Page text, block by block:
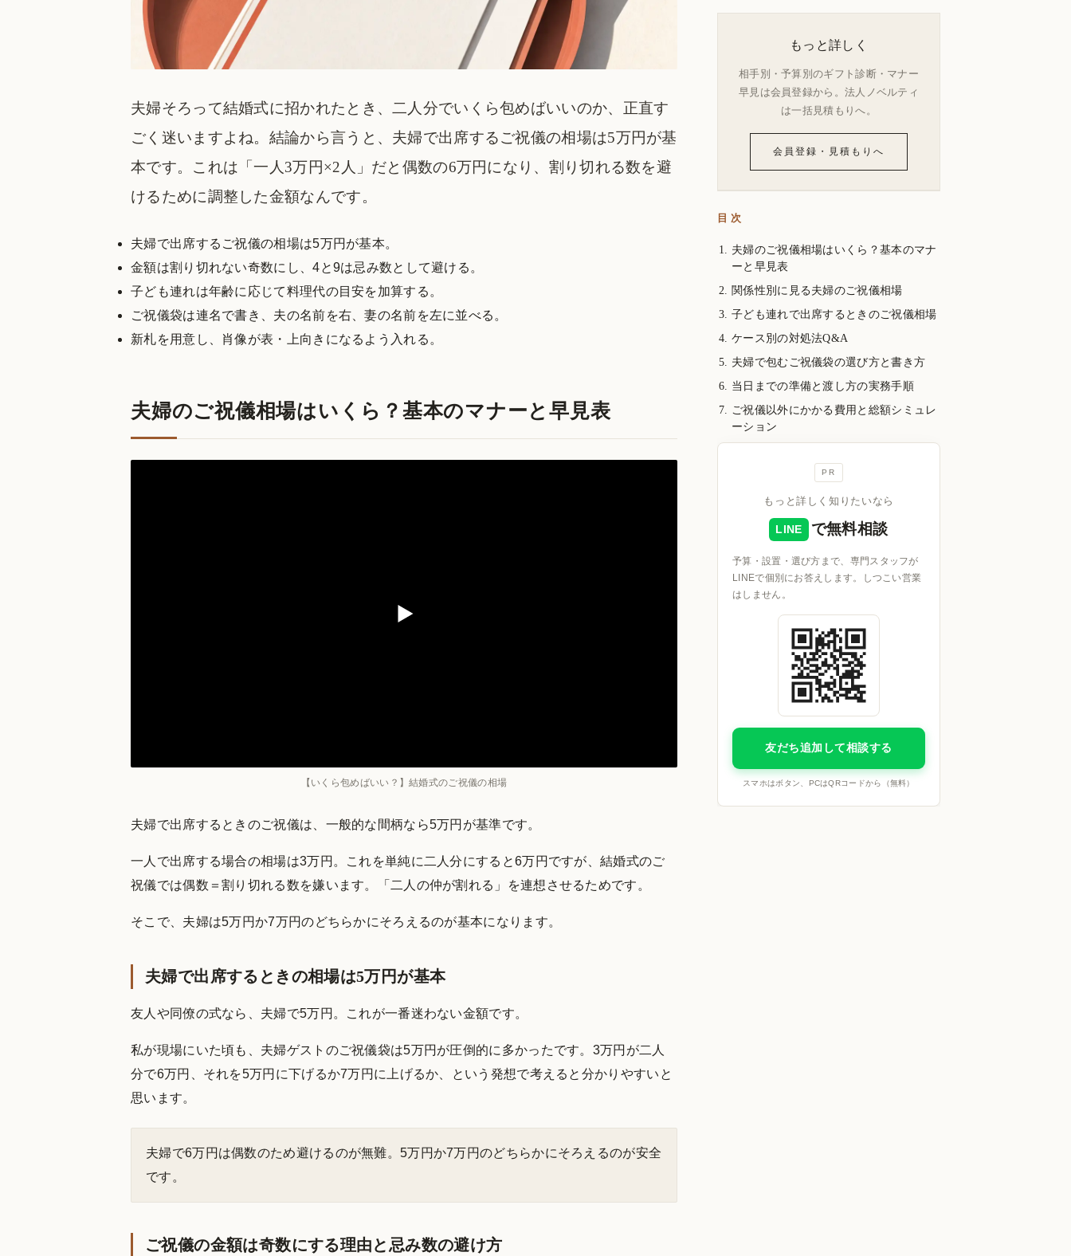
夫婦そろって結婚式に招かれたとき、二人分でいくら包めばいいのか、正直す
ごく迷いますよね。結論から言うと、夫婦で出席するご祝儀の相場は5万円が基
本です。これは「一人3万円×2人」だと偶数の6万円になり、割り切れる数を避
けるために調整した金額なんです。
夫婦で出席するご祝儀の相場は5万円が基本。
金額は割り切れない奇数にし、4と9は忌み数として避ける。
子ども連れは年齢に応じて料理代の目安を加算する。
ご祝儀袋は連名で書き、夫の名前を右、妻の名前を左に並べる。
新札を用意し、肖像が表・上向きになるよう入れる。
夫婦のご祝儀相場はいくら？基本のマナーと早見表
【いくら包めばいい？】結婚式のご祝儀の相場
夫婦で出席するときのご祝儀は、一般的な間柄なら5万円が基準です。
一人で出席する場合の相場は3万円。これを単純に二人分にすると6万円ですが、結婚式のご
祝儀では偶数＝割り切れる数を嫌います。「二人の仲が割れる」を連想させるためです。
そこで、夫婦は5万円か7万円のどちらかにそろえるのが基本になります。
夫婦で出席するときの相場は5万円が基本
友人や同僚の式なら、夫婦で5万円。これが一番迷わない金額です。
私が現場にいた頃も、夫婦ゲストのご祝儀袋は5万円が圧倒的に多かったです。3万円が二人
分で6万円、それを5万円に下げるか7万円に上げるか、という発想で考えると分かりやすいと
思います。
夫婦で6万円は偶数のため避けるのが無難。5万円か7万円のどちらかにそろえるのが安全
です。
ご祝儀の金額は奇数にする理由と忌み数の避け方
もっと詳しく
相手別・予算別のギフト診断・マナー
早見は会員登録から。法人ノベルティ
は一括見積もりへ。
会員登録・見積もりへ
目次
夫婦のご祝儀相場はいくら？基本のマナ
ーと早見表
関係性別に見る夫婦のご祝儀相場
子ども連れで出席するときのご祝儀相場
ケース別の対処法Q&A
夫婦で包むご祝儀袋の選び方と書き方
当日までの準備と渡し方の実務手順
ご祝儀以外にかかる費用と総額シミュレ
ーション
PR
もっと詳しく知りたいなら
LINE で無料相談
予算・設置・選び方まで、専門スタッフが
LINEで個別にお答えします。しつこい営業
はしません。
友だち追加して相談する
スマホはボタン、PCはQRコードから（無料）